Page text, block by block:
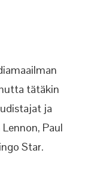
tätäkin
ja
Paul
Star.